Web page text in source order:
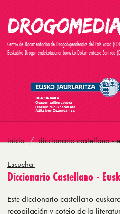
Centro de Documentación de Drogodependencias del País Vasco
Euskadiko Drogamendekotasunei buruzko Dokumentazio Zentroa
inicio diccionario castellano -
Escuchar
Diccionario Castellano -
Este diccionario castellano-
recopilación y cotejo de la